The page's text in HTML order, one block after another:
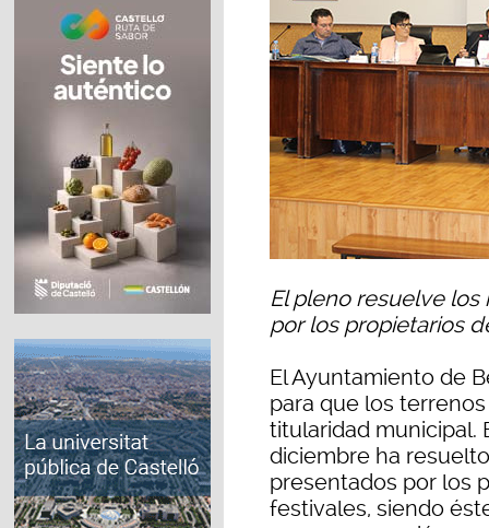
El pleno resuelve
por los propietarios
El Ayuntamiento de
para que los
titularidad municipal.
diciembre ha
presentados por los
festivales, siendo